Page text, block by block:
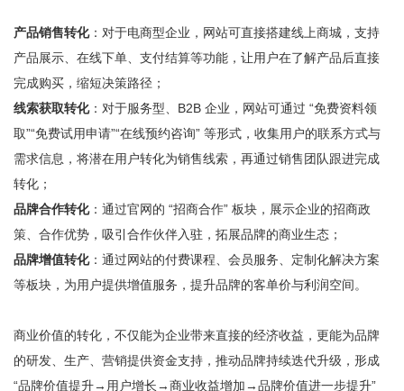
产品销售转化：对于电商型企业，网站可直接搭建线上商城，支持
产品展示、在线下单、支付结算等功能，让用户在了解产品后直接
完成购买，缩短决策路径；
线索获取转化：对于服务型、B2B 企业，网站可通过 “免费资料领
取”“免费试用申请”“在线预约咨询” 等形式，收集用户的联系方式与
需求信息，将潜在用户转化为销售线索，再通过销售团队跟进完成
转化；
品牌合作转化：通过官网的 “招商合作” 板块，展示企业的招商政
策、合作优势，吸引合作伙伴入驻，拓展品牌的商业生态；
品牌增值转化：通过网站的付费课程、会员服务、定制化解决方案
等板块，为用户提供增值服务，提升品牌的客单价与利润空间。
商业价值的转化，不仅能为企业带来直接的经济收益，更能为品牌
的研发、生产、营销提供资金支持，推动品牌持续迭代升级，形成
“品牌价值提升→用户增长→商业收益增加→品牌价值进一步提升”